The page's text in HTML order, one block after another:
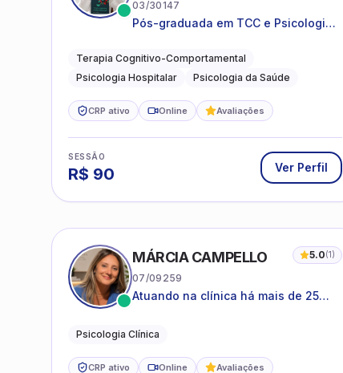
03/30147
Pós-graduada em TCC e Psicologia
Terapia Cognitivo-Comportamental
Psicologia Hospitalar
Psicologia da Saúde
CRP ativo Online Avaliações
SESSÃO
R$ 90 Ver Perfil
MÁRCIA CAMPELLO 5.0(1)
07/09259
Atuando na clínica há mais de 25
suas estruturas, com experiência em
Psicologia Clínica
CRP ativo Online Avaliações